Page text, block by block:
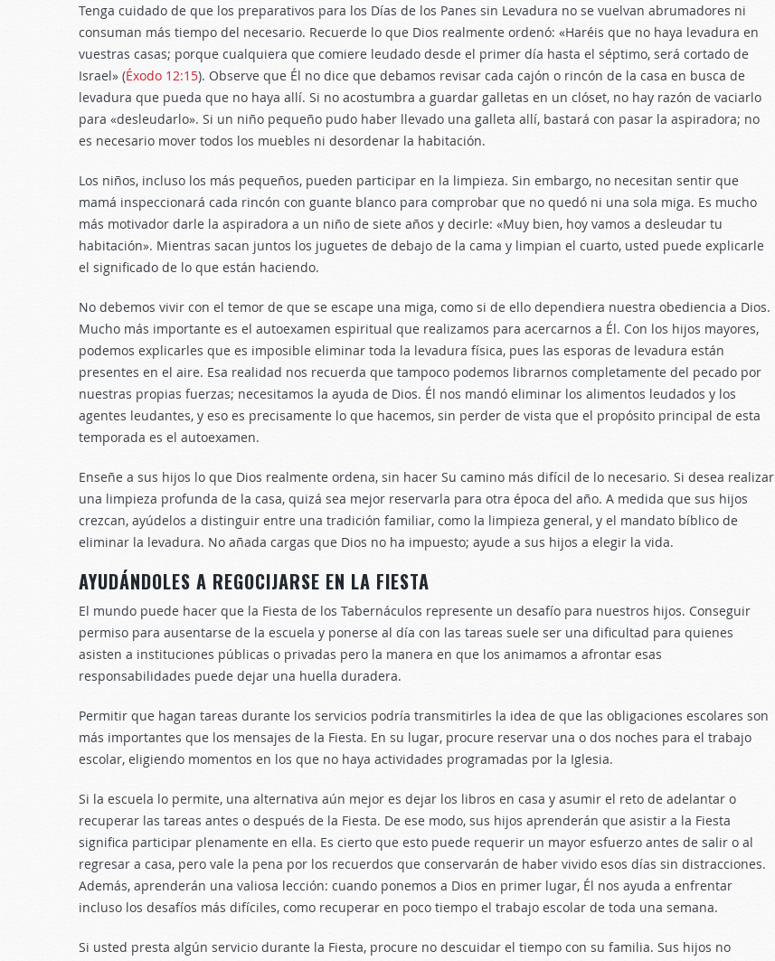
Tenga cuidado de que los preparativos para los Días de los Panes sin Levadura no se vuelvan abrumadores ni
consuman más tiempo del necesario. Recuerde lo que Dios realmente ordenó: «Haréis que no haya levadura en
vuestras casas; porque cualquiera que comiere leudado desde el primer día hasta el séptimo, será cortado de
Israel» (Éxodo 12:15). Observe que Él no dice que debamos revisar cada cajón o rincón de la casa en busca de
levadura que pueda que no haya allí. Si no acostumbra a guardar galletas en un clóset, no hay razón de vaciarlo
para «desleudarlo». Si un niño pequeño pudo haber llevado una galleta allí, bastará con pasar la aspiradora; no
es necesario mover todos los muebles ni desordenar la habitación.
Los niños, incluso los más pequeños, pueden participar en la limpieza. Sin embargo, no necesitan sentir que
mamá inspeccionará cada rincón con guante blanco para comprobar que no quedó ni una sola miga. Es mucho
más motivador darle la aspiradora a un niño de siete años y decirle: «Muy bien, hoy vamos a desleudar tu
habitación». Mientras sacan juntos los juguetes de debajo de la cama y limpian el cuarto, usted puede explicarle
el significado de lo que están haciendo.
No debemos vivir con el temor de que se escape una miga, como si de ello dependiera nuestra obediencia a Dios.
Mucho más importante es el autoexamen espiritual que realizamos para acercarnos a Él. Con los hijos mayores,
podemos explicarles que es imposible eliminar toda la levadura física, pues las esporas de levadura están
presentes en el aire. Esa realidad nos recuerda que tampoco podemos librarnos completamente del pecado por
nuestras propias fuerzas; necesitamos la ayuda de Dios. Él nos mandó eliminar los alimentos leudados y los
agentes leudantes, y eso es precisamente lo que hacemos, sin perder de vista que el propósito principal de esta
temporada es el autoexamen.
Enseñe a sus hijos lo que Dios realmente ordena, sin hacer Su camino más difícil de lo necesario. Si desea realizar
una limpieza profunda de la casa, quizá sea mejor reservarla para otra época del año. A medida que sus hijos
crezcan, ayúdelos a distinguir entre una tradición familiar, como la limpieza general, y el mandato bíblico de
eliminar la levadura. No añada cargas que Dios no ha impuesto; ayude a sus hijos a elegir la vida.
AYUDÁNDOLES A REGOCIJARSE EN LA FIESTA
El mundo puede hacer que la Fiesta de los Tabernáculos represente un desafío para nuestros hijos. Conseguir
permiso para ausentarse de la escuela y ponerse al día con las tareas suele ser una dificultad para quienes
asisten a instituciones públicas o privadas pero la manera en que los animamos a afrontar esas
responsabilidades puede dejar una huella duradera.
Permitir que hagan tareas durante los servicios podría transmitirles la idea de que las obligaciones escolares son
más importantes que los mensajes de la Fiesta. En su lugar, procure reservar una o dos noches para el trabajo
escolar, eligiendo momentos en los que no haya actividades programadas por la Iglesia.
Si la escuela lo permite, una alternativa aún mejor es dejar los libros en casa y asumir el reto de adelantar o
recuperar las tareas antes o después de la Fiesta. De ese modo, sus hijos aprenderán que asistir a la Fiesta
significa participar plenamente en ella. Es cierto que esto puede requerir un mayor esfuerzo antes de salir o al
regresar a casa, pero vale la pena por los recuerdos que conservarán de haber vivido esos días sin distracciones.
Además, aprenderán una valiosa lección: cuando ponemos a Dios en primer lugar, Él nos ayuda a enfrentar
incluso los desafíos más difíciles, como recuperar en poco tiempo el trabajo escolar de toda una semana.
Si usted presta algún servicio durante la Fiesta, procure no descuidar el tiempo con su familia. Sus hijos no